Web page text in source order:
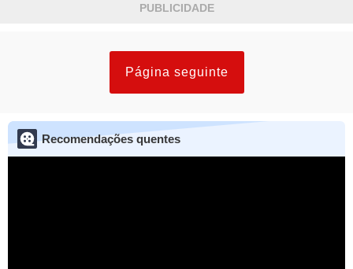
PUBLICIDADE
Página seguinte
Recomendações quentes